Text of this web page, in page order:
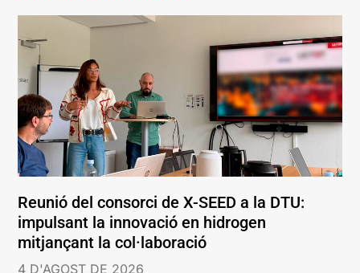
Reunió del consorci de X-SEED a la DTU:
impulsant la innovació en hidrogen
mitjançant la col·laboració
4 D'AGOST DE 2026